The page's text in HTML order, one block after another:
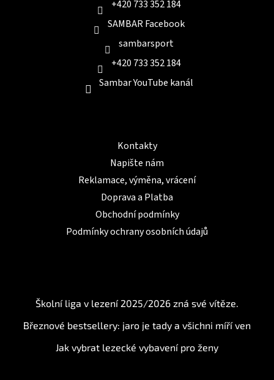
+420 733 352 184
SAMBAR Facebook
sambarsport
+420 733 352 184
Sambar YouTube kanál
Kontakty
Napište nám
Reklamace, výměna, vrácení
Doprava a Platba
Obchodní podmínky
Podmínky ochrany osobních údajů
Školní liga v lezení 2025/2026 zná své vítěze.
Březnové bestsellery: jaro je tady a všichni míří ven
Jak vybrat lezecké vybavení pro ženy